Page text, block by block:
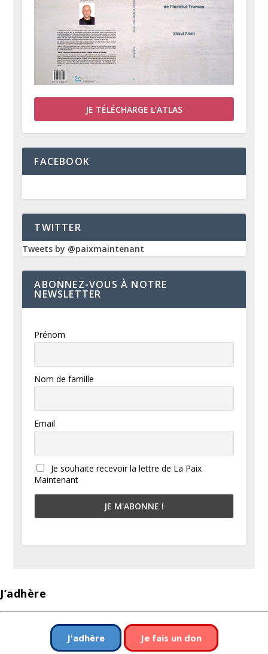
JE TÉLÉCHARGE L’ATLAS
FACEBOOK
TWITTER
Tweets by @paixmaintenant
ABONNEZ-VOUS À NOTRE
NEWSLETTER
Prénom
Nom de famille
Email
Je souhaite recevoir la lettre de La Paix
Maintenant
J’adhère
J'adhère Je fais un don